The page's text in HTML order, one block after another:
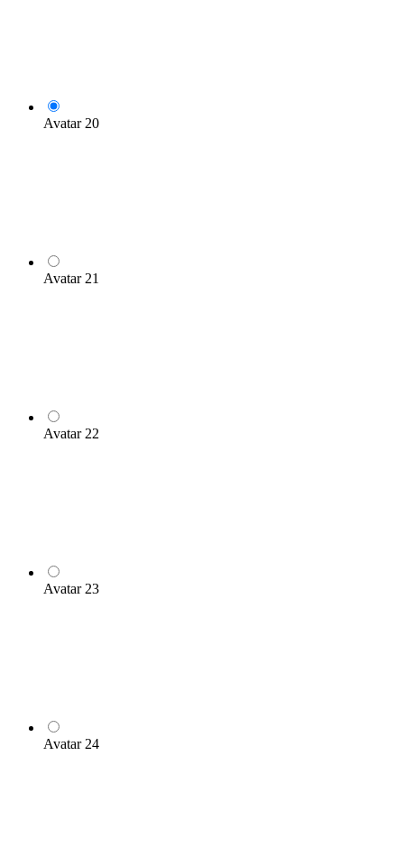
Avatar 20
Avatar 21
Avatar 22
Avatar 23
Avatar 24